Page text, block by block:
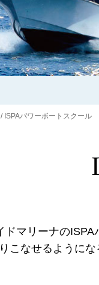
ISPAパワーボートスクール
ドマリーナの
こなせるように